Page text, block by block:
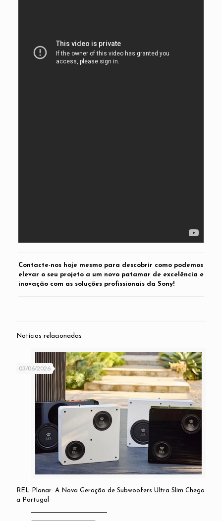
Contacte-nos hoje mesmo para descobrir como podemos
elevar o seu projeto a um novo patamar de excelência e
inovação com as soluções profissionais da Sony!
Notícias relacionadas
03/06/2026
REL Planar: A Nova Geração de Subwoofers Ultra Slim Chega
a Portugal